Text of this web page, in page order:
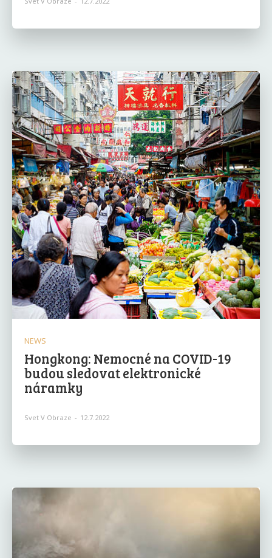
NEWS
Hongkong: Nemocné na COVID-19
budou sledovat elektronické
náramky
Svet V Obraze - 12.7.2022